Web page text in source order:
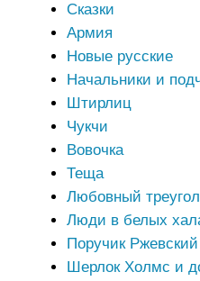
Сказки
Армия
Новые русские
Начальники и
Штирлиц
Чукчи
Вовочка
Теща
Любовный
Люди в белых
Поручик Ржевский
Шерлок Холмс и